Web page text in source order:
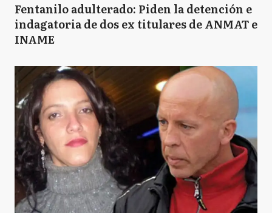
Fentanilo adulterado: Piden la detención e
indagatoria de dos ex titulares de ANMAT e
INAME